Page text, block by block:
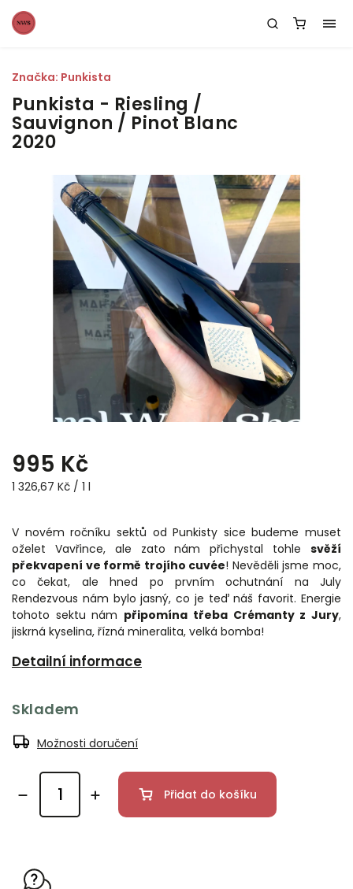
Punkista - Riesling /
Sauvignon / Pinot Blanc
2020
995 Kč
1 326,67 Kč / 1 l
V novém ročníku sektů od Punkisty sice budeme muset
oželet Vavřince, ale zato nám přichystal tohle svěží
překvapení ve formě trojího cuvée! Nevěděli jsme moc,
co čekat, ale hned po prvním ochutnání na July
Rendezvous nám bylo jasný, co je teď náš favorit. Energie
tohoto sektu nám připomína třeba Crémanty z Jury,
jiskrná kyselina, řízná mineralita, velká bomba!
Detailní informace
Značka: Punkista
Skladem
Možnosti doručení
Přidat do košíku